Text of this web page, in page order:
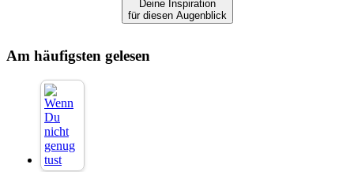
Deine Inspiration
für diesen Augenblick
Am häufigsten gelesen